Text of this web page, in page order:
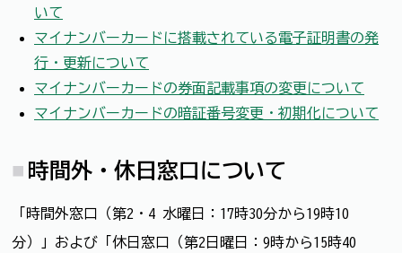
いて
マイナンバーカードに搭載されている電子証明書の発
行・更新について
マイナンバーカードの券面記載事項の変更について
マイナンバーカードの暗証番号変更・初期化について
時間外・休日窓口について
「時間外窓口（第2・4 水曜日：17時30分から19時10
分）」および「休日窓口（第2日曜日：9時から15時40